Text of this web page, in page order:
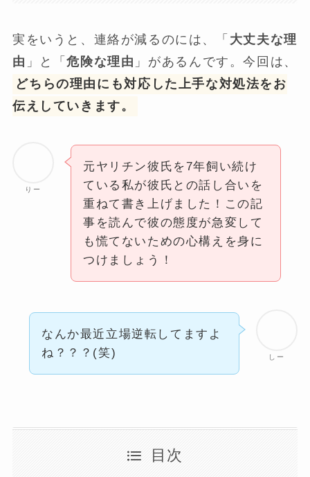
実をいうと、連絡が減るのには、「 大丈夫な理
由 」と「危険な理由 」があるんです。今回は、
どちらの理由にも対応した上手な対処法をお
伝えしていきます。
りー
元ヤリチン彼氏を7年飼い続け
ている私が彼氏との話し合いを
重ねて書き上げました！この記
事を読んで彼の態度が急変して
も慌てないための心構えを身に
つけましょう！
しー
なんか最近立場逆転してますよ
ね？？？(笑)
目次